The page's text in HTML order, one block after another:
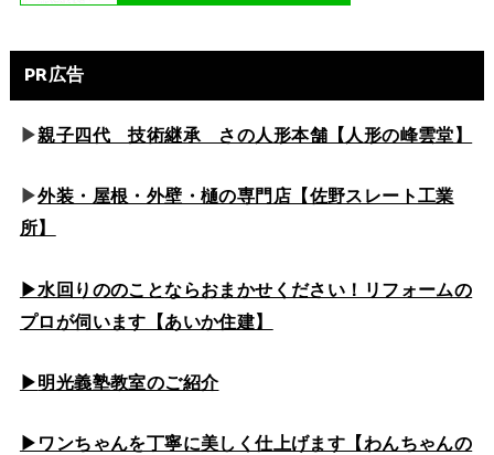
PR広告
▶親子四代 技術継承 さの人形本舗【人形の峰雲堂】
▶外装・屋根・外壁・樋の専門店【佐野スレート工業
所】
▶水回りののことならおまかせください！リフォームの
プロが伺います【あいか住建】
▶明光義塾教室のご紹介
▶ワンちゃんを丁寧に美しく仕上げます【わんちゃんの